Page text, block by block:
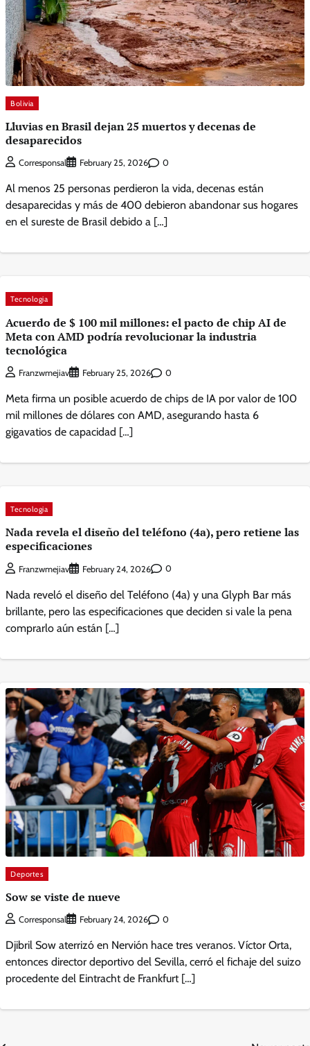
Bolivia
Lluvias en Brasil dejan 25 muertos y decenas de
desaparecidos
Corresponsal February 25, 2026 0
Al menos 25 personas perdieron la vida, decenas están
desaparecidas y más de 400 debieron abandonar sus hogares
en el sureste de Brasil debido a […]
Tecnologia
Acuerdo de $ 100 mil millones: el pacto de chip AI de
Meta con AMD podría revolucionar la industria
tecnológica
Franzwmejiav February 25, 2026 0
Meta firma un posible acuerdo de chips de IA por valor de 100
mil millones de dólares con AMD, asegurando hasta 6
gigavatios de capacidad […]
Tecnologia
Nada revela el diseño del teléfono (4a), pero retiene las
especificaciones
Franzwmejiav February 24, 2026 0
Nada reveló el diseño del Teléfono (4a) y una Glyph Bar más
brillante, pero las especificaciones que deciden si vale la pena
comprarlo aún están […]
Deportes
Sow se viste de nueve
Corresponsal February 24, 2026 0
Djibril Sow aterrizó en Nervión hace tres veranos. Víctor Orta,
entonces director deportivo del Sevilla, cerró el fichaje del suizo
procedente del Eintracht de Frankfurt […]